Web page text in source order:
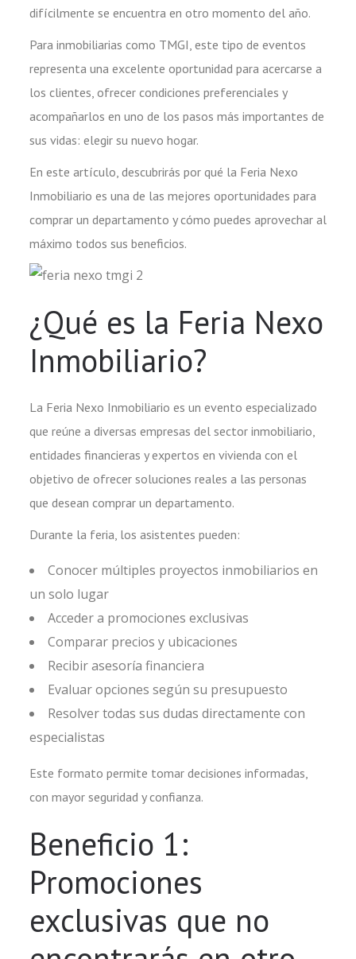
difícilmente se encuentra en otro momento del año.
Para inmobiliarias como TMGI, este tipo de eventos
representa una excelente oportunidad para acercarse a
los clientes, ofrecer condiciones preferenciales y
acompañarlos en uno de los pasos más importantes de
sus vidas: elegir su nuevo hogar.
En este artículo, descubrirás por qué la Feria Nexo
Inmobiliario es una de las mejores oportunidades para
comprar un departamento y cómo puedes aprovechar al
máximo todos sus beneficios.
¿Qué es la Feria Nexo
Inmobiliario?
La Feria Nexo Inmobiliario es un evento especializado
que reúne a diversas empresas del sector inmobiliario,
entidades financieras y expertos en vivienda con el
objetivo de ofrecer soluciones reales a las personas
que desean comprar un departamento.
Durante la feria, los asistentes pueden:
Conocer múltiples proyectos inmobiliarios en
un solo lugar
Acceder a promociones exclusivas
Comparar precios y ubicaciones
Recibir asesoría financiera
Evaluar opciones según su presupuesto
Resolver todas sus dudas directamente con
especialistas
Este formato permite tomar decisiones informadas,
con mayor seguridad y confianza.
Beneficio 1:
Promociones
exclusivas que no